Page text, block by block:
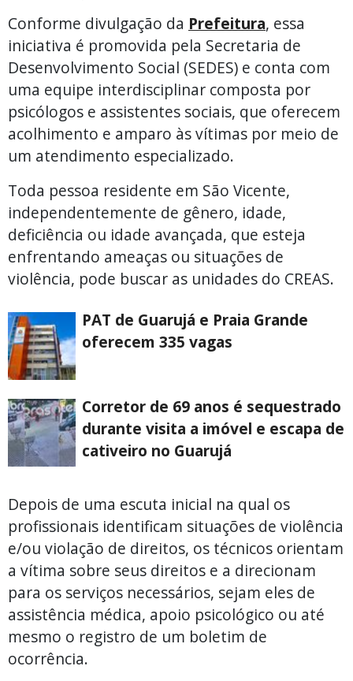
Conforme divulgação da Prefeitura, essa
iniciativa é promovida pela Secretaria de
Desenvolvimento Social (SEDES) e conta com
uma equipe interdisciplinar composta por
psicólogos e assistentes sociais, que oferecem
acolhimento e amparo às vítimas por meio de
um atendimento especializado.
Toda pessoa residente em São Vicente,
independentemente de gênero, idade,
deficiência ou idade avançada, que esteja
enfrentando ameaças ou situações de
violência, pode buscar as unidades do CREAS.
PAT de Guarujá e Praia Grande
oferecem 335 vagas
Corretor de 69 anos é sequestrado
durante visita a imóvel e escapa de
cativeiro no Guarujá
Depois de uma escuta inicial na qual os
profissionais identificam situações de violência
e/ou violação de direitos, os técnicos orientam
a vítima sobre seus direitos e a direcionam
para os serviços necessários, sejam eles de
assistência médica, apoio psicológico ou até
mesmo o registro de um boletim de
ocorrência.